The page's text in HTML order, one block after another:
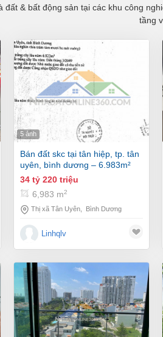
đất & bất động sản tại các khu công
tầng
5 ảnh 15 giờ trước
bán đất skc tại tân hiệp, tp. tân
uyên, bình dương – 6.983m²
34 tỷ 220 triệu
6,983 m2
Thị xã Tân Uyên Bình Dương
Linhqlv